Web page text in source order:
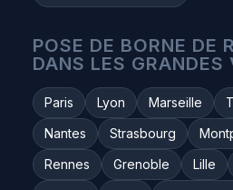
POSE DE BORNE DE
DANS LES GRANDES
Paris Lyon Marseille
Nantes
Strasbourg
Rennes
Grenoble Lille